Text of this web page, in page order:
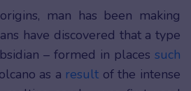
man has been making
have discovered that a type
– formed in places such
as a result of the intense